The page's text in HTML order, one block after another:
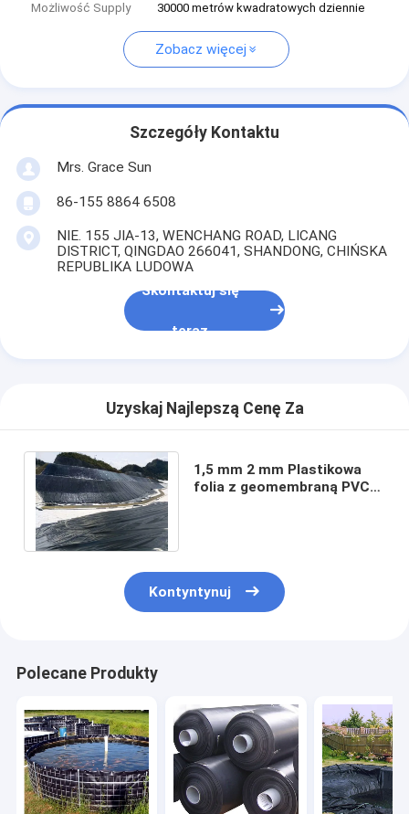
Możliwość Supply 30000 metrów kwadratowych dziennie
Zobacz więcej
Szczegóły Kontaktu
Mrs. Grace Sun
86-155 8864 6508
NIE. 155 JIA-13, WENCHANG ROAD, LICANG
DISTRICT, QINGDAO 266041, SHANDONG, CHIŃSKA
REPUBLIKA LUDOWA
Skontaktuj się
teraz
Uzyskaj Najlepszą Cenę Za
1,5 mm 2 mm Plastikowa
folia z geomembraną PVC
Kontyntynuj
Polecane Produkty